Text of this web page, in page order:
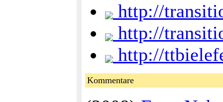
http://
http://
http://
Kommentare